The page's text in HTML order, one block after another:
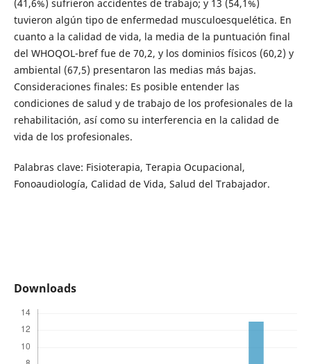
(41,6%) sufrieron accidentes de trabajo; y 13 (54,1%)
tuvieron algún tipo de enfermedad musculoesquelética. En
cuanto a la calidad de vida, la media de la puntuación final
del WHOQOL-bref fue de 70,2, y los dominios físicos (60,2) y
ambiental (67,5) presentaron las medias más bajas.
Consideraciones finales: Es posible entender las
condiciones de salud y de trabajo de los profesionales de la
rehabilitación, así como su interferencia en la calidad de
vida de los profesionales.
Palabras clave: Fisioterapia, Terapia Ocupacional,
Fonoaudiología, Calidad de Vida, Salud del Trabajador.
Downloads